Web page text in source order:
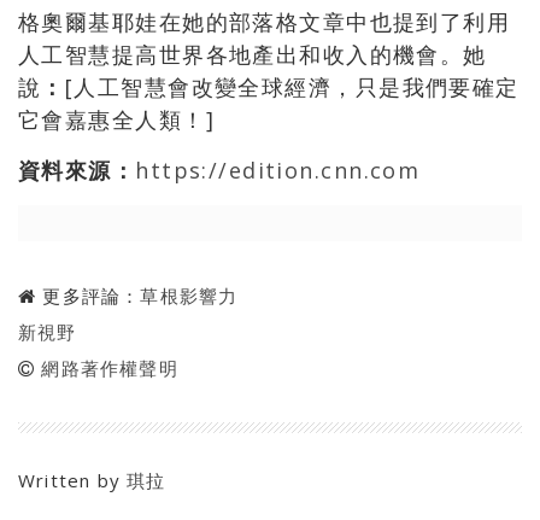
格奧爾基耶娃在她的部落格文章中也提到了利用
人工智慧提高世界各地產出和收入的機會。她
說 ： [人工智慧會改變全球經濟，只是我們要確定
它會嘉惠全人類！]
資料來源： https://edition.cnn.com
更多評論：草根影響力
新視野
網路著作權聲明
Written by琪拉